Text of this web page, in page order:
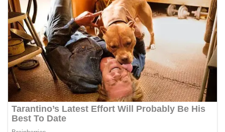
mengedepankan kehadiran dan kedekatan
personel Kepolisian dengan masyarakat. Melalui
kegiatan semacam ini, Bhabinkamtibmas tidak
hanya berperan sebagai penyampai informasi
dan imbauan, tetapi juga sebagai mitra
masyarakat dalam menjaga keamanan lingkungan
secara bersama-sama.‎‎Kehadiran
Bhabinkamtibmas di tengah-tengah warga
diharapkan dapat semakin mempererat
hubungan kemitraan antara Polri dan
masyarakat, sekaligus membangun kesadaran
kolektif warga akan pentingnya menjaga